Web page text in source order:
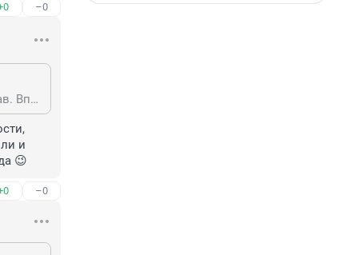
–0
перевести и навязать можно только тупому барану, не знающему своих прав. Впрочем, таких у нас больше половины.
и
😉
–0